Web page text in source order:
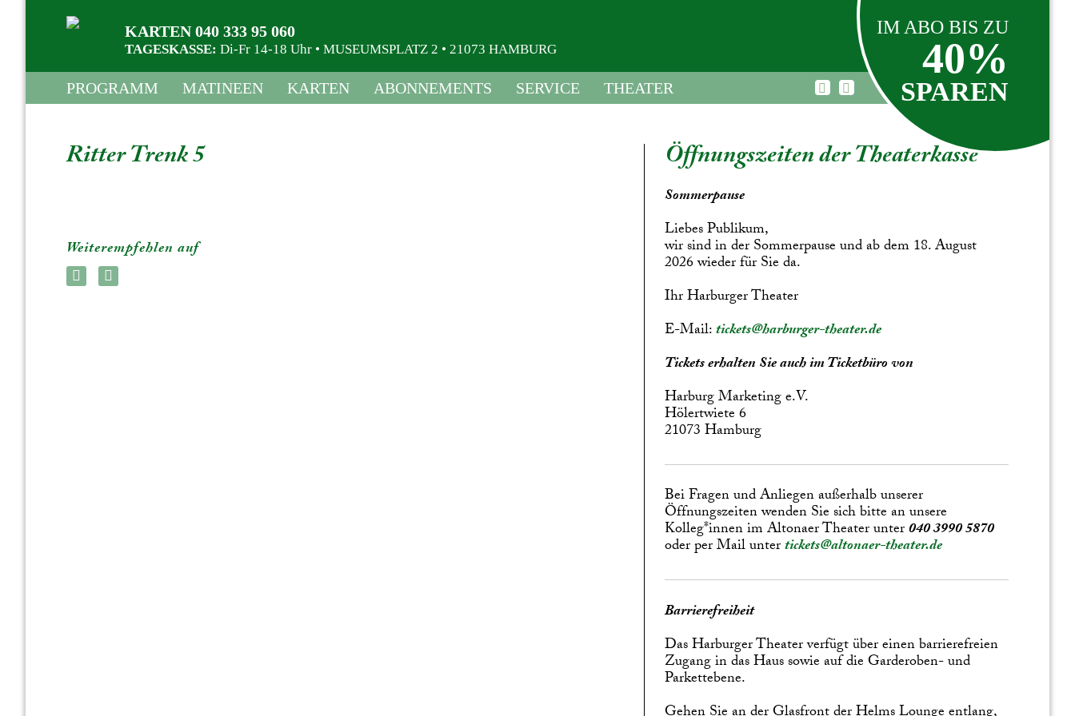
KARTEN 040 333 95 060
TAGESKASSE:Di-Fr 14-18 Uhr • MUSEUMSPLATZ 2 • 21073 HAMBURG
IM ABO BIS ZU
40%
SPAREN
PROGRAMM MATINEEN KARTEN ABONNEMENTS SERVICE THEATER
Ritter Trenk 5
Weiterempfehlen auf
Öffnungszeiten der Theaterkasse
Sommerpause
Liebes Publikum,
wir sind in der Sommerpause und ab dem 18. August
2026 wieder für Sie da.
Ihr Harburger Theater
E-Mail:tickets@harburger-theater.de
Tickets erhalten Sie auch im Ticketbüro von
Harburg Marketing e.V.
Hölertwiete 6
21073 Hamburg
Bei Fragen und Anliegen außerhalb unserer
Öffnungszeiten wenden Sie sich bitte an unsere
Kolleg*innen im Altonaer Theater unter040 3990 5870
oder per Mail untertickets@altonaer-theater.de
Barrierefreiheit
Das Harburger Theater verfügt über einen barrierefreien
Zugang in das Haus sowie auf die Garderoben- und
Parkettebene.